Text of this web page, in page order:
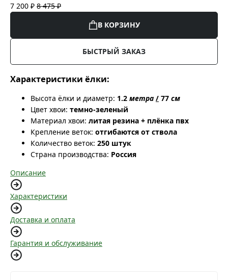
7 200 ₽ 8 475 ₽
В КОРЗИНУ
БЫСТРЫЙ ЗАКАЗ
Характеристики ёлки:
Высота ёлки и диаметр: 1.2 метра / 77 см
Цвет хвои: темно-зеленый
Материал хвои: литая резина + плёнка пвх
Крепление веток: отгибаются от ствола
Количество веток: 250 штук
Страна производства: Россия
Описание
Характеристики
Доставка и оплата
Гарантия и обслуживание